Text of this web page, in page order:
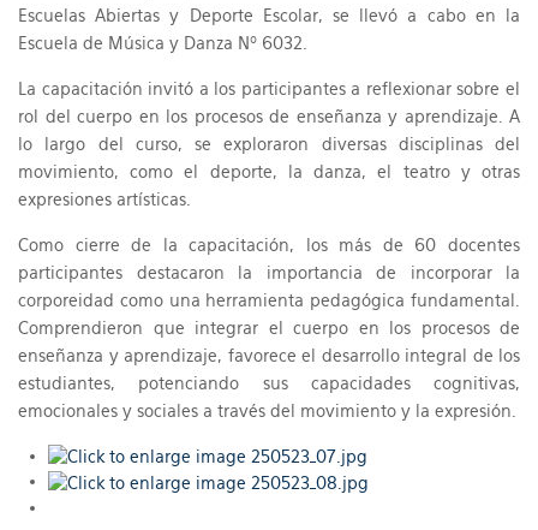
Escuelas Abiertas y Deporte Escolar, se llevó a cabo en la
Escuela de Música y Danza Nº 6032.
La capacitación invitó a los participantes a reflexionar sobre el
rol del cuerpo en los procesos de enseñanza y aprendizaje. A
lo largo del curso, se exploraron diversas disciplinas del
movimiento, como el deporte, la danza, el teatro y otras
expresiones artísticas.
Como cierre de la capacitación, los más de 60 docentes
participantes destacaron la importancia de incorporar la
corporeidad como una herramienta pedagógica fundamental.
Comprendieron que integrar el cuerpo en los procesos de
enseñanza y aprendizaje, favorece el desarrollo integral de los
estudiantes, potenciando sus capacidades cognitivas,
emocionales y sociales a través del movimiento y la expresión.